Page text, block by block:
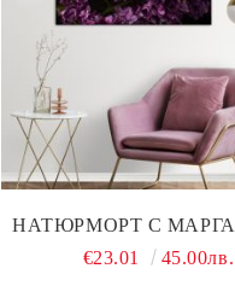
НАТЮРМОРТ С
€23.01
45.00лв.